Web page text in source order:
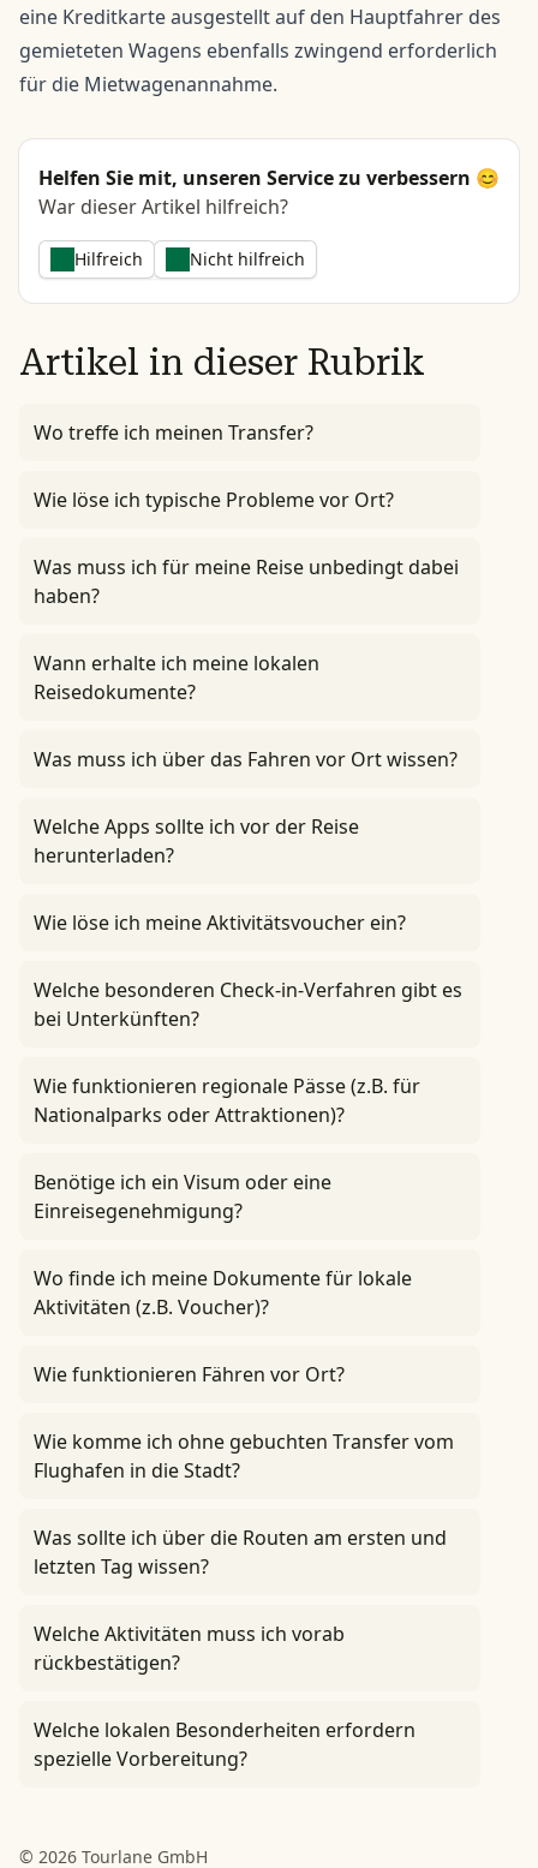
eine Kreditkarte ausgestellt auf den Hauptfahrer des
gemieteten Wagens ebenfalls zwingend erforderlich
für die Mietwagenannahme.
Helfen Sie mit, unseren Service zu verbessern 😊
War dieser Artikel hilfreich?
Hilfreich Nicht hilfreich
Artikel in dieser Rubrik
Wo treffe ich meinen Transfer?
Wie löse ich typische Probleme vor Ort?
Was muss ich für meine Reise unbedingt dabei
haben?
Wann erhalte ich meine lokalen
Reisedokumente?
Was muss ich über das Fahren vor Ort wissen?
Welche Apps sollte ich vor der Reise
herunterladen?
Wie löse ich meine Aktivitätsvoucher ein?
Welche besonderen Check-in-Verfahren gibt es
bei Unterkünften?
Wie funktionieren regionale Pässe (z.B. für
Nationalparks oder Attraktionen)?
Benötige ich ein Visum oder eine
Einreisegenehmigung?
Wo finde ich meine Dokumente für lokale
Aktivitäten (z.B. Voucher)?
Wie funktionieren Fähren vor Ort?
Wie komme ich ohne gebuchten Transfer vom
Flughafen in die Stadt?
Was sollte ich über die Routen am ersten und
letzten Tag wissen?
Welche Aktivitäten muss ich vorab
rückbestätigen?
Welche lokalen Besonderheiten erfordern
spezielle Vorbereitung?
© 2026 Tourlane GmbH